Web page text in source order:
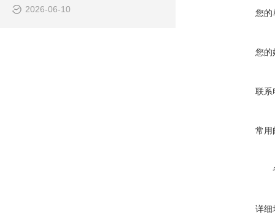
2026-06-10 您的
您的
联系
常用
详细